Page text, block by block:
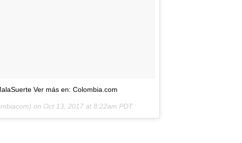
Ver más en: Colombia.com
on Oct 13, 2017 at 8:22am PDT